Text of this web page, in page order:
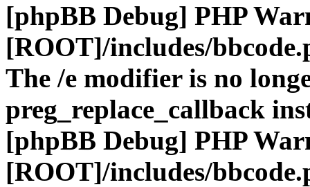
[phpBB Debug] PHP
[ROOT]/includes/
The /e modifier is no
preg_replace_callback
[phpBB Debug] PHP
[ROOT]/includes/